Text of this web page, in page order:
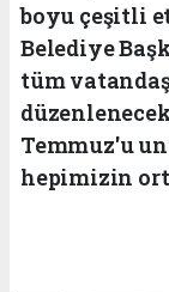
boyu çeşitli
Belediye
tüm
Temmuz'u
hepimizin